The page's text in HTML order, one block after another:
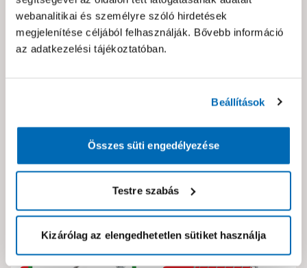
webanalitikai és személyre szóló hirdetések
megjelenítése céljából felhasználják. Bővebb információ
az adatkezelési tájékoztatóban.
Beállítások
Összes süti engedélyezése
Testre szabás
Kizárólag az elengedhetetlen sütiket használja
Kosárba
6-7 hét
Kosárba
Primora provello betét
0
8.799 Ft
Provello balos horganyzott
414829
39.990 Ft